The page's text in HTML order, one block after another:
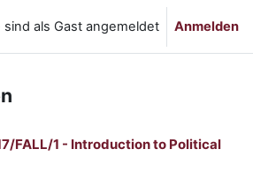
sind als Gast angemeldet Anmelden
FALL/1 - Introduction to Political